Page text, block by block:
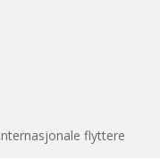
flyttere